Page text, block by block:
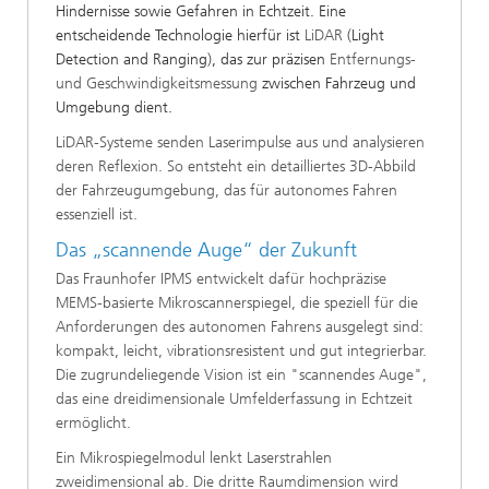
Hindernisse sowie Gefahren in Echtzeit. Eine
entscheidende Technologie hierfür ist LiDAR (Light
Detection and Ranging), das zur präzisen Entfernungs-
und Geschwindigkeitsmessung zwischen Fahrzeug und
Umgebung dient.
LiDAR-Systeme senden Laserimpulse aus und analysieren
deren Reflexion. So entsteht ein detailliertes 3D-Abbild
der Fahrzeugumgebung, das für autonomes Fahren
essenziell ist.
Das „scannende Auge“ der Zukunft
Das Fraunhofer IPMS entwickelt dafür hochpräzise
MEMS-basierte Mikroscannerspiegel, die speziell für die
Anforderungen des autonomen Fahrens ausgelegt sind:
kompakt, leicht, vibrationsresistent und gut integrierbar.
Die zugrundeliegende Vision ist ein "scannendes Auge",
das eine dreidimensionale Umfelderfassung in Echtzeit
ermöglicht.
Ein Mikrospiegelmodul lenkt Laserstrahlen
zweidimensional ab. Die dritte Raumdimension wird